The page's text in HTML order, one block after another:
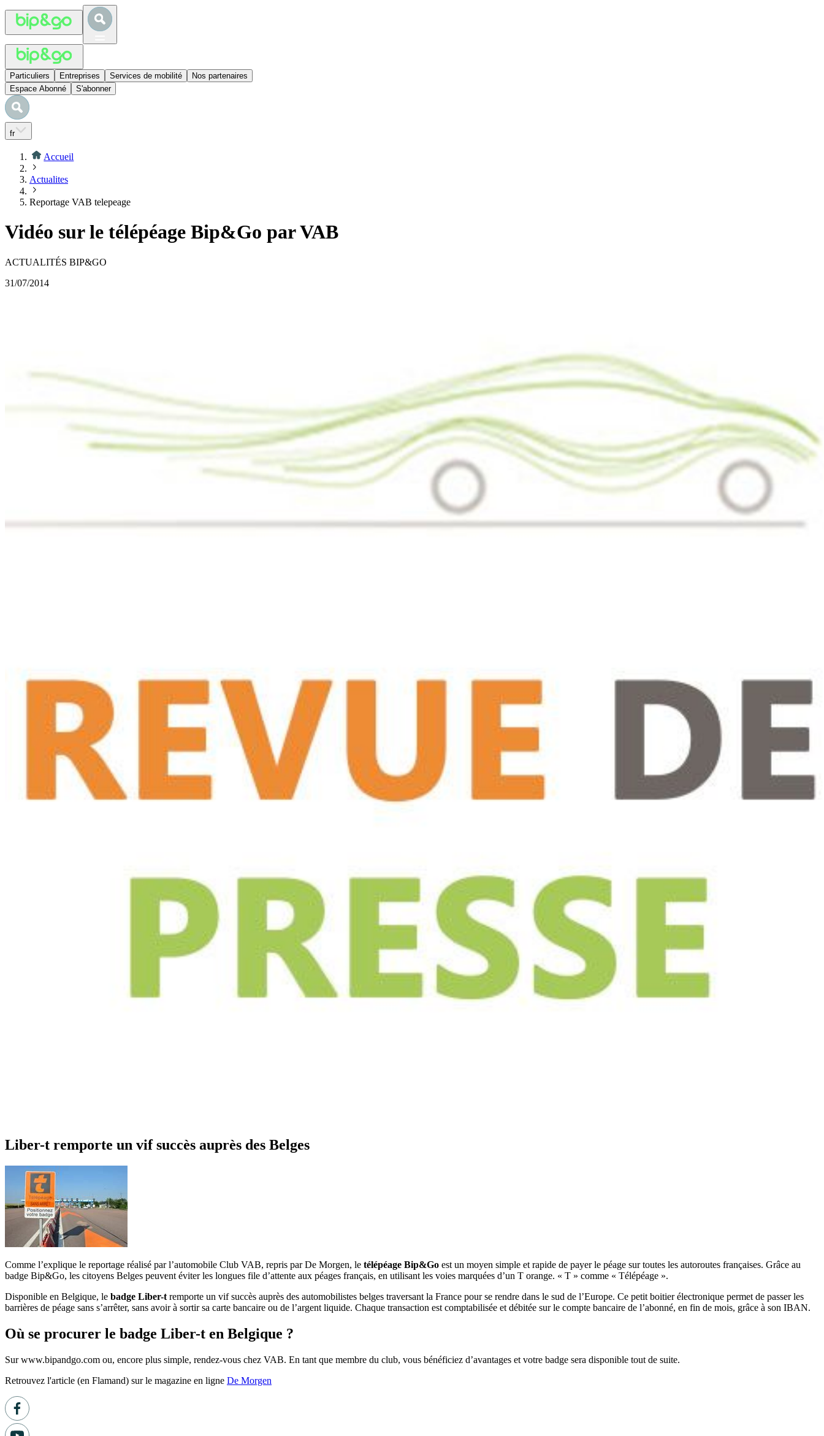
Particuliers Entreprises Services de mobilité
Nos partenaires
Espace Abonné
S'abonner
fr
Accueil
Actualites
Reportage VAB telepeage
Vidéo sur le télépéage Bip&Go par VAB
ACTUALITÉS BIP&GO
31/07/2014
Liber-t remporte un vif succès auprès des Belges
Comme l’explique le reportage réalisé par l’automobile Club VAB, repris par De Morgen, le télépéage Bip&Go est un moyen simple et rapide de payer le péage sur toutes les autoroutes françaises. Grâce au
badge Bip&Go, les citoyens Belges peuvent éviter les longues file d’attente aux péages français, en utilisant les voies marquées d’un T orange. « T » comme « Télépéage ».
Disponible en Belgique, le badge Liber-t remporte un vif succès auprès des automobilistes belges traversant la France pour se rendre dans le sud de l’Europe. Ce petit boitier électronique permet de passer les
barrières de péage sans s’arrêter, sans avoir à sortir sa carte bancaire ou de l’argent liquide. Chaque transaction est comptabilisée et débitée sur le compte bancaire de l’abonné, en fin de mois, grâce à son IBAN.
Où se procurer le badge Liber-t en Belgique ?
Sur www.bipandgo.com ou, encore plus simple, rendez-vous chez VAB. En tant que membre du club, vous bénéficiez d’avantages et votre badge sera disponible tout de suite.
Retrouvez l'article (en Flamand) sur le magazine en ligne De Morgen